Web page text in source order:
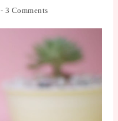
- 3 Comments